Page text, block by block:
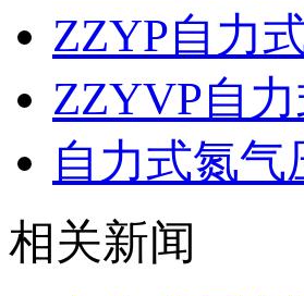
ZZYP自力
ZZYVP自
自力式氮
相关新闻